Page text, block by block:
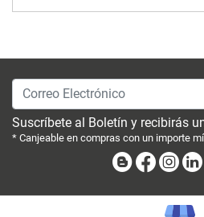
Correo Electrónico
Suscríbete al Boletín y recibirás
* Canjeable en compras con un importe
Blog